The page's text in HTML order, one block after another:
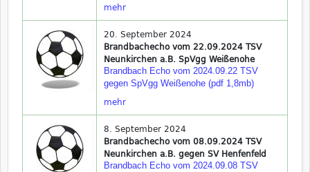
mehr
20. September 2024
Brandbachecho vom 22.09.2024 TSV
Neunkirchen a.B. SpVgg Weißenohe
Brandbach Echo vom 2024.09.22 TSV
gegen SpVgg Weißenohe (pdf 1,8mb)
mehr
8. September 2024
Brandbachecho vom 08.09.2024 TSV
Neunkirchen a.B. gegen SV Henfenfeld
Brandbach Echo vom 2024.09.08 TSV